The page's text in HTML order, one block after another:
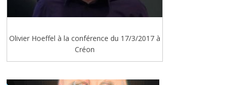
Olivier Hoeffel à la conférence du 17/3/2017 à
Créon